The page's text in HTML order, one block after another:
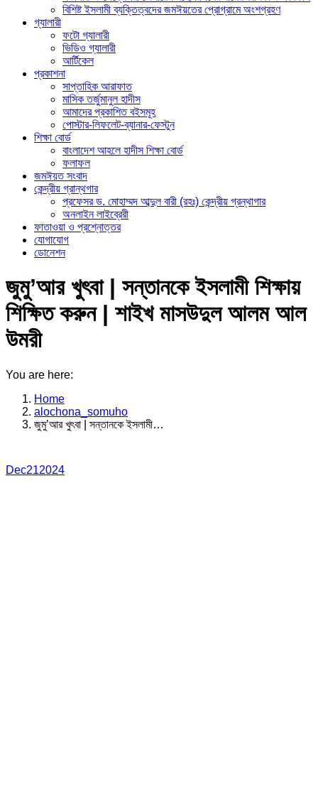
বিশিষ্ট ইসলামী ব্যক্তিত্বদের জমঈয়তের প্রোগ্রামে অংশগ্রহণ
গ্যালারী
ফটো গ্যালারী
ভিডিও গ্যালারী
আর্টিকেল
প্রকাশনা
সাপ্তাহিক আরাফাত
মাসিক তর্জুমানুল হাদীস
আমাদের প্রকাশিত বইসমূহ
পোস্টার-লিফলেট-ব্যানার-ফেস্টুন
শিক্ষা বোর্ড
বাংলাদেশ আহলে হাদীস শিক্ষা বোর্ড
ফলাফল
জমঈয়ত সংবাদ
কেন্দ্রীয় গ্রান্থগার
প্রফেসর ড. মোহাম্মদ আব্দুল বারী (রহঃ) কেন্দ্রীয় গ্রন্থাগার
অনলাইন লাইব্রেরী
ফাতাওয়া ও প্রশ্নোত্তর
যোগাযোগ
ডোনেশন
জুমু’আর খুৎবা | সন্তানকে ইসলামী শিক্ষায়
শিক্ষিত করুন | শাইখ মাসউদুল আলম আল
উমরী
You are here:
Home
alochona_somuho
জুমু’আর খুৎবা | সন্তানকে ইসলামী…
Dec212024